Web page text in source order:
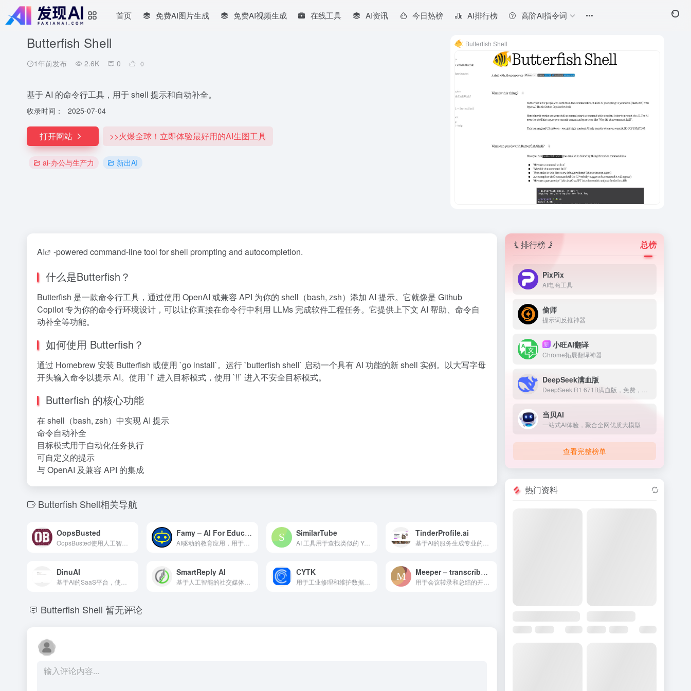
首页 免费AI图片生成 免费AI视频生成 在线工具 AI资讯 今日热榜 AI排行榜 高阶AI指令词
Butterfish Shell
1年前发布 2.6K 0 0
基于 AI 的命令行工具，用于 shell 提示和自动补全。
收录时间： 2025-07-04
打开网站 >>火爆全球！立即体验最好用的AI生图工具
ai-办公与生产力 新出AI
Butterfish Shell
AI -powered command-line tool for shell prompting and autocompletion.
什么是Butterfish？
Butterfish 是一款命令行工具，通过使用 OpenAI 或兼容 API 为你的 shell（bash, zsh）添加 AI 提示。它就像是 Github
Copilot 专为你的命令行环境设计，可以让你直接在命令行中利用 LLMs 完成软件工程任务。它提供上下文 AI 帮助、命令自
动补全等功能。
如何使用 Butterfish？
通过 Homebrew 安装 Butterfish 或使用 `go install`。运行 `butterfish shell` 启动一个具有 AI 功能的新 shell 实例。以大写字母
开头输入命令以提示 AI。使用 `!` 进入目标模式，使用 `!!` 进入不安全目标模式。
Butterfish 的核心功能
在 shell（bash, zsh）中实现 AI 提示
命令自动补全
目标模式用于自动化任务执行
可自定义的提示
与 OpenAI 及兼容 API 的集成
Butterfish Shell相关导航
OopsBusted Famy – AI For Education (Gemini Pro)
AI驱动的教育应用，用于问题求解、文本总结和职业指导。
SimilarTube
AI 工具用于查找类似的 YouTube 频道，提供关键指标和联系方式。
TinderProfile.ai
DinuAI SmartReply AI CYTK
用于工业修理和维护数据的AI驱动移动搜索平台。
Meeper – transcribe & summarize Meets
Butterfish Shell 暂无评论
排行榜 总榜
PixPix
AI电商工具
偷师
提示词反推神器
新 小旺AI翻译
Chrome拓展翻译神器
DeepSeek满血版
当贝AI
一站式AI体验，聚合全网优质大模型
查看完整榜单
热门资料